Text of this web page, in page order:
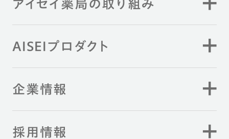
アイセイ薬局の取り組み
AISEIプロダクト
企業情報
採用情報